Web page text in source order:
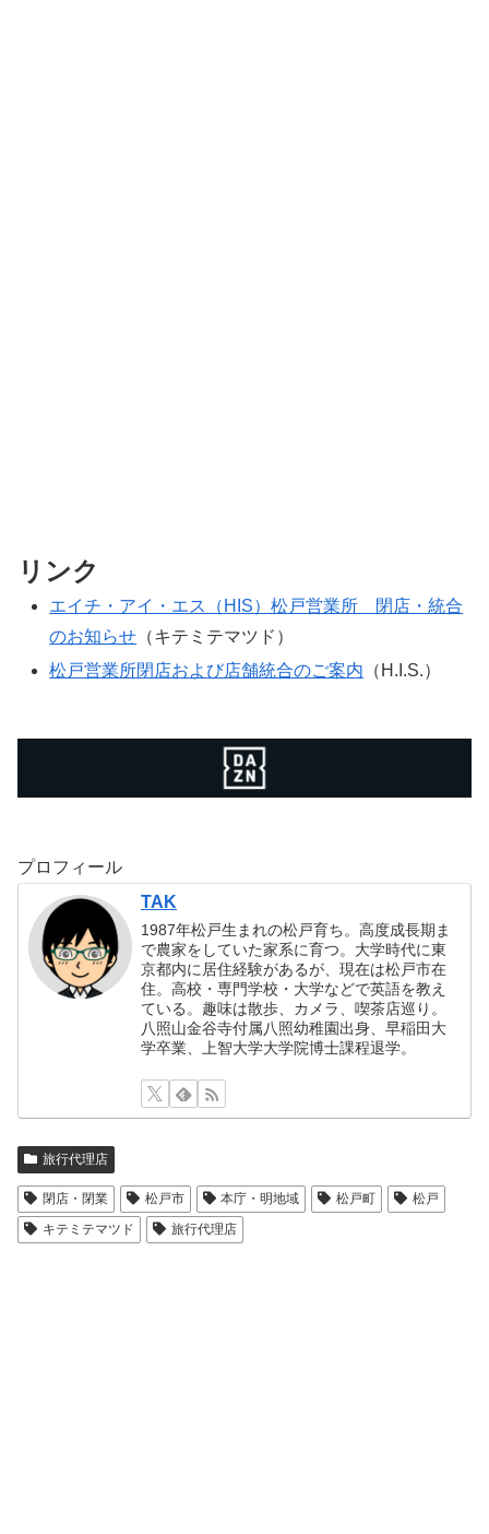
リンク
エイチ・アイ・エス（HIS）松戸営業所 閉店・統合
のお知らせ （キテミテマツド）
松戸営業所閉店および店舗統合のご案内 （H.I.S.）
プロフィール
TAK
1987年松戸生まれの松戸育ち。高度成長期ま
で農家をしていた家系に育つ。大学時代に東
京都内に居住経験があるが、現在は松戸市在
住。高校・専門学校・大学などで英語を教え
ている。趣味は散歩、カメラ、喫茶店巡り。
八照山金谷寺付属八照幼稚園出身、早稲田大
学卒業、上智大学大学院博士課程退学。
旅行代理店
閉店・閉業 松戸市 本庁・明地域 松戸町
松戸
キテミテマツド
旅行代理店